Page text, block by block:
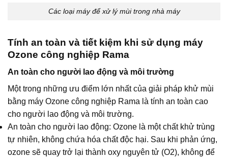
Các loại máy để xử lý mùi trong nhà máy
Tính an toàn và tiết kiệm khi sử dụng máy
Ozone công nghiệp Rama
An toàn cho người lao động và môi trường
Một trong những ưu điểm lớn nhất của giải pháp khử mùi
bằng máy Ozone công nghiệp Rama là tính an toàn cao
cho người lao động và môi trường.
An toàn cho người lao động: Ozone là một chất khử trùng
tự nhiên, không chứa hóa chất độc hại. Sau khi phản ứng,
ozone sẽ quay trở lại thành oxy nguyên tử (O2), không để